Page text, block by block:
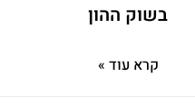
בשוק ההון
קרא עוד »